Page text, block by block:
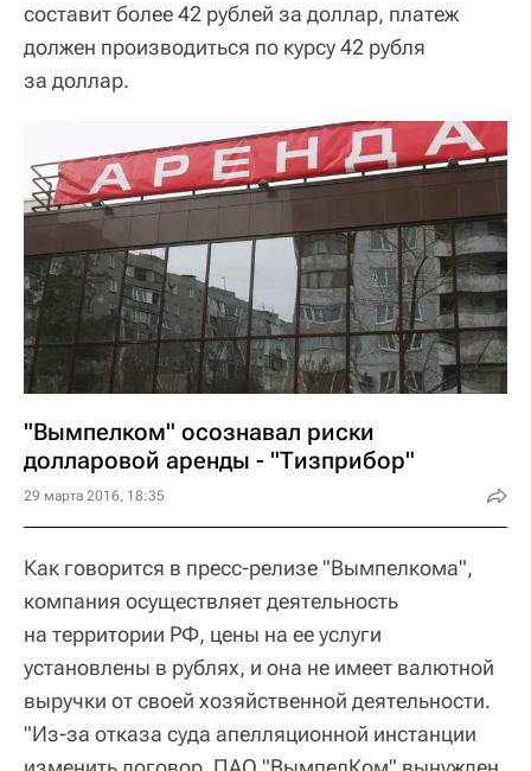
составит более 42 рублей за доллар, платеж
должен производиться по курсу 42 рубля
за доллар.
"Вымпелком" осознавал риски
долларовой аренды - "Тизприбор"
29 марта 2016, 18:35
Как говорится в пресс-релизе "Вымпелкома",
компания осуществляет деятельность
на территории РФ, цены на ее услуги
установлены в рублях, и она не имеет валютной
выручки от своей хозяйственной деятельности.
"Из-за отказа суда апелляционной инстанции